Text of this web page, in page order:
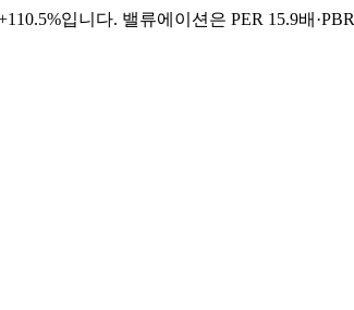
입니다. 밸류에이션은 PER 15.9배